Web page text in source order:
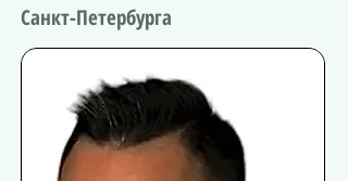
Санкт-Петербурга